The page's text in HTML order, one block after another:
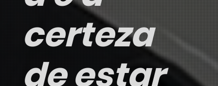
certeza
de estar